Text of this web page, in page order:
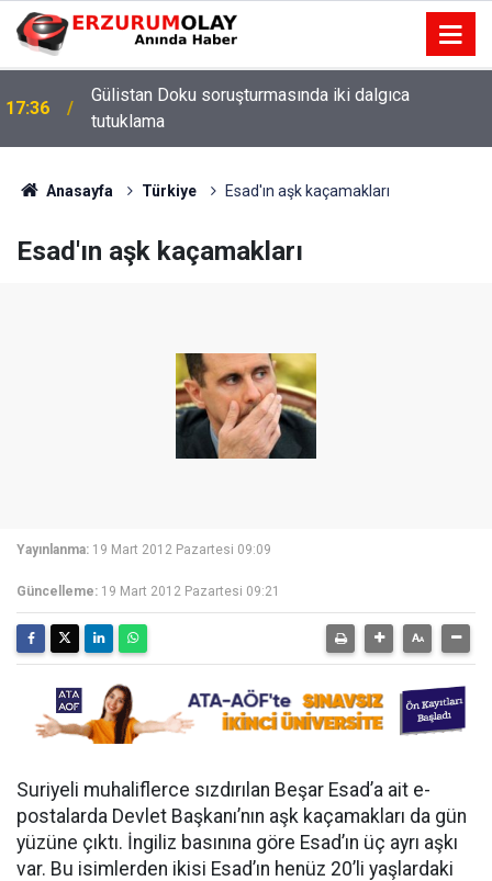
17:36
Gülistan Doku soruşturmasında iki dalgıca
tutuklama
Anasayfa Türkiye Esad'ın aşk kaçamakları
Esad'ın aşk kaçamakları
Yayınlanma: 19 Mart 2012 Pazartesi 09:09
Güncelleme: 19 Mart 2012 Pazartesi 09:21
Suriyeli muhaliflerce sızdırılan Beşar Esad’a ait e-
postalarda Devlet Başkanı’nın aşk kaçamakları da gün
yüzüne çıktı. İngiliz basınına göre Esad’ın üç ayrı aşkı
var. Bu isimlerden ikisi Esad’ın henüz 20’li yaşlardaki